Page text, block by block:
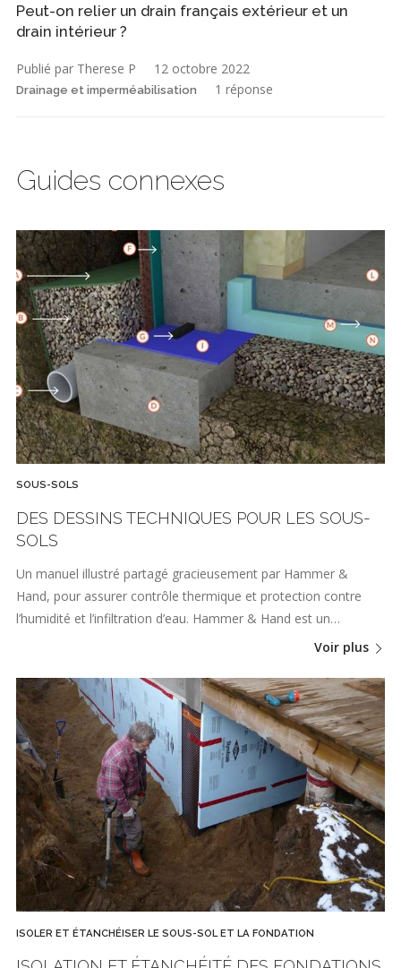
Peut-on relier un drain français extérieur et un
drain intérieur ?
Publié par Therese P 12 octobre 2022
Drainage et imperméabilisation 1 réponse
Guides connexes
SOUS-SOLS
DES DESSINS TECHNIQUES POUR LES SOUS-
SOLS
Un manuel illustré partagé gracieusement par Hammer &
Hand, pour assurer contrôle thermique et protection contre
l’humidité et l’infiltration d’eau. Hammer & Hand est un…
Voir plus
ISOLER ET ÉTANCHÉISER LE SOUS-SOL ET LA FONDATION